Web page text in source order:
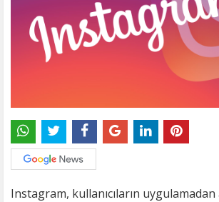
Instagram, kullanıcıların uygulamadan